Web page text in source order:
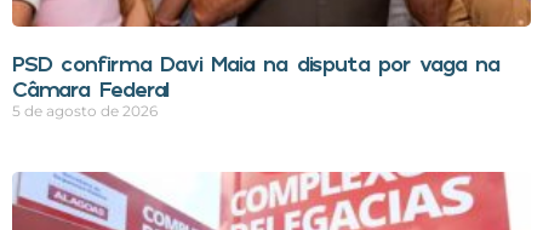
PSD confirma Davi Maia na disputa por vaga na
Câmara Federal
5 de agosto de 2026